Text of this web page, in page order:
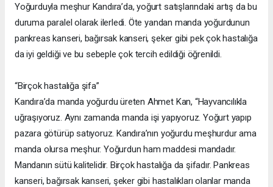
Yoğurduyla meşhur Kandıra’da, yoğurt satışlarındaki artış da bu
duruma paralel olarak ilerledi. Öte yandan manda yoğurdunun
pankreas kanseri, bağırsak kanseri, şeker gibi pek çok hastalığa
da iyi geldiği ve bu sebeple çok tercih edildiği öğrenildi.
“Birçok hastalığa şifa”
Kandıra’da manda yoğurdu üreten Ahmet Kan, “Hayvancılıkla
uğraşıyoruz. Aynı zamanda manda işi yapıyoruz. Yoğurt yapıp
pazara götürüp satıyoruz. Kandıra’nın yoğurdu meşhurdur ama
manda olursa meşhur. Yoğurdun ham maddesi mandadır.
Mandanın sütü kalitelidir. Birçok hastalığa da şifadır. Pankreas
kanseri, bağırsak kanseri, şeker gibi hastalıkları olanlar manda